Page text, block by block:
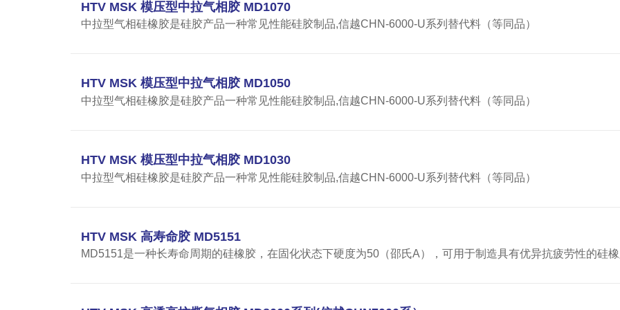
HTV MSK 模压型中拉气相胶 MD1070
中拉型气相硅橡胶是硅胶产品一种常见性能硅胶制品,信越CHN-6000-U系列替代料（等同品）
HTV MSK 模压型中拉气相胶 MD1050
中拉型气相硅橡胶是硅胶产品一种常见性能硅胶制品,信越CHN-6000-U系列替代料（等同品）
HTV MSK 模压型中拉气相胶 MD1030
中拉型气相硅橡胶是硅胶产品一种常见性能硅胶制品,信越CHN-6000-U系列替代料（等同品）
HTV MSK 高寿命胶 MD5151
MD5151是一种长寿命周期的硅橡胶，在固化状态下硬度为50（邵氏A），可用于制造具有优异抗疲劳性的硅橡